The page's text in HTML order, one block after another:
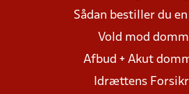
Sådan bestiller du
Vold mod
Afbud + Akut
Idrættens